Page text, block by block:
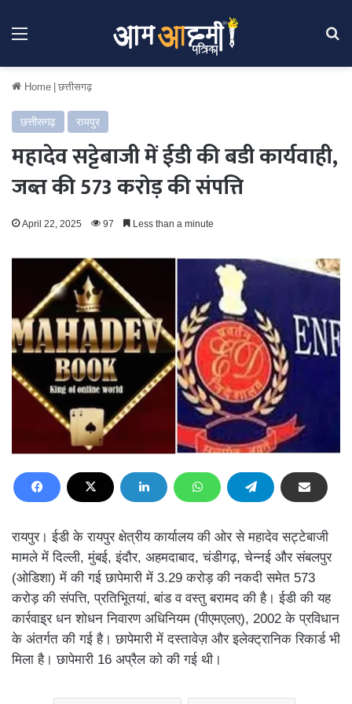
Menu
Home छत्तीसगढ़
छत्तीसगढ़ रायपुर
महादेव सट्टेबाजी में ईडी की बडी कार्यवाही,
जब्त की 573 करोड़ की संपत्ति
April 22, 2025 97 Less than a minute
रायपुर। ईडी के रायपुर क्षेत्रीय कार्यालय की ओर से महादेव सट्टेबाजी
मामले में दिल्ली, मुंबई, इंदौर, अहमदाबाद, चंडीगढ़, चेन्नई और संबलपुर
(ओडिशा) में की गई छापेमारी में 3.29 करोड़ की नकदी समेत 573
करोड़ की संपत्ति, प्रतिभूितयां, बांड व वस्तु बरामद की है। ईडी की यह
कार्रवाइ्र धन शोधन निवारण अधिनियम (पीएमएलए), 2002 के प्रविधान
के अंतर्गत की गई है। छापेमारी में दस्तावेज़ और इलेक्ट्रानिक रिकार्ड भी
मिला है। छापेमारी 16 अप्रैल को की गई थी।